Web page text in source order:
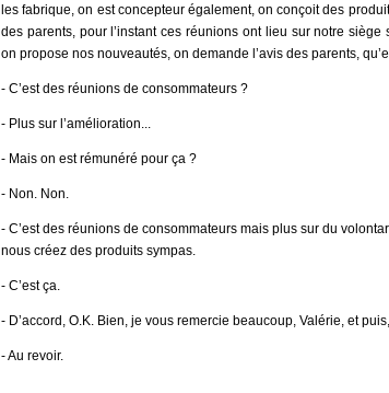
les fabrique, on est concepteur également, on conçoit des
des parents, pour l’instant ces réunions ont lieu sur notre
on propose nos nouveautés, on demande l’avis des parents,
- C’est des réunions de consommateurs ?
- Plus sur l’amélioration...
- Mais on est rémunéré pour ça ?
- Non. Non.
- C’est des réunions de consommateurs mais plus sur du
nous créez des produits sympas.
- C’est ça.
- D’accord, O.K. Bien, je vous remercie beaucoup, Valérie, et
- Au revoir.